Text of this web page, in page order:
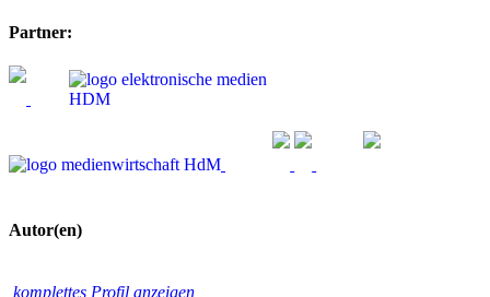
Partner:
Autor(en)
komplettes Profil anzeigen